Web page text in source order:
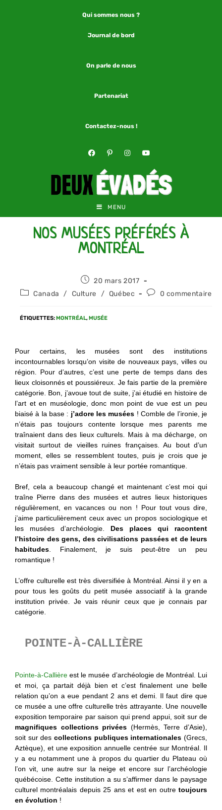
Qui sommes nous ?
Journal de bord
On parle de nous
Partenariat
Contactez-nous !
MENU
NOS MUSÉES PRÉFÉRÉS À
MONTRÉAL
20 mars 2017
Canada
/ Culture / Québec 0 commentaire
ÉTIQUETTES: MONTRÉAL, MUSÉE
Pour certains, les musées sont des institutions
incontournables lorsqu’on visite de nouveaux pays, villes ou
région. Pour d’autres, c’est une perte de temps dans des
lieux cloisonnés et poussiéreux. Je fais partie de la première
catégorie. Bon, j’avoue tout de suite, j’ai étudié en histoire de
l’art et en muséologie, donc mon point de vue est un peu
biaisé à la base : j’adore les musées ! Comble de l’ironie, je
n’étais pas toujours contente lorsque mes parents me
traînaient dans des lieux culturels. Mais à ma décharge, on
visitait surtout de vieilles ruines françaises. Au bout d’un
moment, elles se ressemblent toutes, puis je crois que je
n’étais pas vraiment sensible à leur portée romantique.
Bref, cela a beaucoup changé et maintenant c’est moi qui
traîne Pierre dans des musées et autres lieux historiques
régulièrement, en vacances ou non ! Pour tout vous dire,
j’aime particulièrement ceux avec un propos sociologique et
les musées d’archéologie. Des places qui racontent
l’histoire des gens, des civilisations passées et de leurs
habitudes . Finalement, je suis peut-être un peu
romantique !
L’offre culturelle est très diversifiée à Montréal. Ainsi il y en a
pour tous les goûts du petit musée associatif à la grande
institution privée. Je vais réunir ceux que je connais par
catégorie.
POINTE-À-CALLIÈRE
Pointe-à-Callière est le musée d’archéologie de Montréal. Lui
et moi, ça partait déjà bien et c’est finalement une belle
relation qu’on a eue pendant 2 ans et demi. Il faut dire que
ce musée a une offre culturelle très attrayante. Une nouvelle
exposition temporaire par saison qui prend appui, soit sur de
magnifiques collections privées (Hermès, Terre d’Asie),
soit sur des collections publiques internationales (Grecs,
Aztèque), et une exposition annuelle centrée sur Montréal. Il
y a eu notamment une à propos du quartier du Plateau où
l’on vit, une autre sur la neige et encore sur l’archéologie
québécoise. Cette institution a su s’affirmer dans le paysage
culturel montréalais depuis 25 ans et est en outre toujours
en évolution !